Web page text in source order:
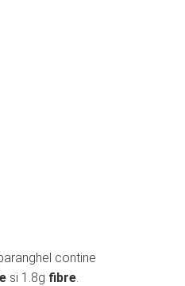
contine
si 1.8g fibre.